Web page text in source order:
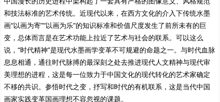
和技法标准的艺术传统。近现代以来，在西方文化的介入下传统水墨
画“以画为寄”“以画为乐”的知识标准和价值尺度发生了前所未有的巨
变，总体而言是在艺术功能上拉近了艺术与社会的联系。可以这么
说，“时代精神”是现代水墨画学变革不可规避的命题之一。与时代血脉
息息相通，通往时代脉搏的最深刻之处去推进现代人文精神与现代审
美理想的进程，这是每一位致力于中国文化的现代转化的艺术家确定
不移的共识。参悟时代之变，抒写和时代的有机联系，这是当代中国
画家实践变革国画理想不容忽视的课题。